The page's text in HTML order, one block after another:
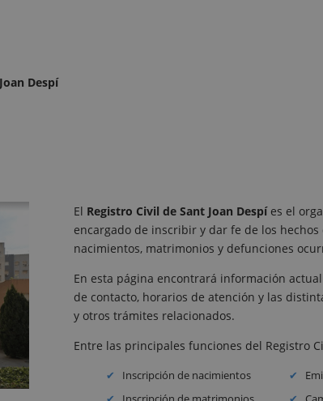
Despí
El Registro Civil de Sant Joan Despíes el
encargado de inscribir y dar fe de los
nacimientos, matrimonios y defunciones
En esta página encontrará información
de contacto, horarios de atención y las
y otros trámites relacionados.
Entre las principales funciones del Registro
Inscripción de nacimientos